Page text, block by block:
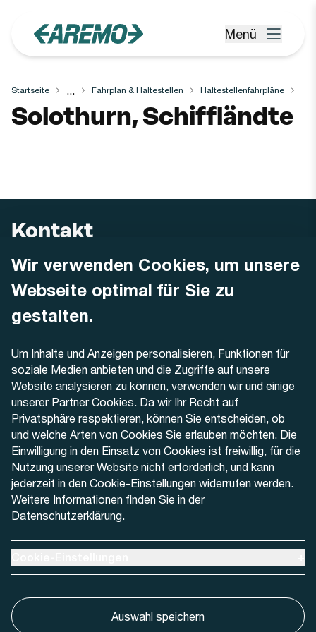
Wir verwenden Cookies, um unsere
Webseite optimal für Sie zu
gestalten.
Um Inhalte und Anzeigen personalisieren, Funktionen für
soziale Medien anbieten und die Zugriffe auf unsere
Website analysieren zu können, verwenden wir und einige
unserer Partner Cookies. Da wir Ihr Recht auf
Privatsphäre respektieren, können Sie entscheiden, ob
und welche Arten von Cookies Sie erlauben möchten. Die
Einwilligung in den Einsatz von Cookies ist freiwillig, für die
Nutzung unserer Website nicht erforderlich, und kann
jederzeit in den Cookie-Einstellungen widerrufen werden.
Weitere Informationen finden Sie in der
Datenschutzerklärung.
Auswahl speichern
Menü öffnen
Menü
Startseite ... Fahrplan & Haltestellen Haltestellenfahrpläne
Haltestelle
Solothurn, Schiffländte
Kontakt
AREMO
Dornacherstrasse 48
4500 Solothurn
+41 32 622 37 22
Kontaktformular
Aktuell
Medien